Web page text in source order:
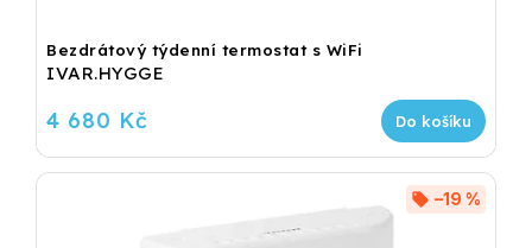
Bezdrátový týdenní termostat s WiFi
IVAR.HYGGE
4 680 Kč Do košíku
–19 %